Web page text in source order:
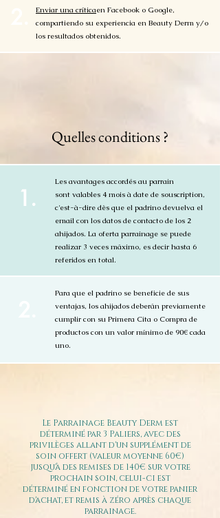
Enviar una críticaen Facebook o Google,
compartiendo su experiencia en Beauty Derm y/o
los resultados obtenidos.
Quelles conditions ?
1.
Les avantages accordés au parrain
sont valables 4 mois à date de souscription,
c'est-à-dire dès que el padrino devuelva el
email con los datos de contacto de los 2
ahijados. La oferta parrainage se puede
realizar 3 veces máximo, es decir hasta 6
referidos en total.
Para que el padrino se beneficie de sus
ventajas, los ahijados deberán previamente
cumplir con su Primera Cita o Compra de
productos con un valor mínimo de 90€ cada
uno.
Le Parrainage Beauty Derm est
déterminé par 3 Paliers, avec des
privilèges allant d'un supplément de
soin offert (valeur moyenne 60€)
jusqu'à des remises de 140€ sur votre
prochain soin, celui-ci est
déterminé en fonction de votre panier
d'achat, et remis à zéro après chaque
parrainage.